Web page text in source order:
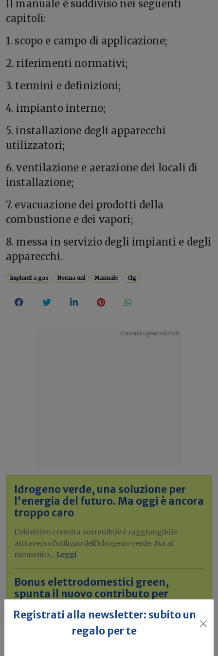
Il manuale è suddiviso nei seguenti
capitoli:
1. scopo e campo di applicazione;
2. riferimenti normativi;
3. termini e definizioni;
4. impianto interno;
5. installazione degli apparecchi
utilizzatori;
6. ventilazione e aerazione dei locali di
installazione;
7. evacuazione dei prodotti della
combustione e dei vapori;
8. messa in servizio degli impianti e degli
apparecchi.
Impianti a gas Norma uni Manuale Cig
Idrogeno verde, una soluzione per
l'energia del futuro. Ma oggi è ancora
troppo caro
L'obiettivo crescita sostenibile è raggiungibile
attraverso l'utilizzo dell'idrogeno verde. Ma al
momento... Leggi
Bonus elettrodomestici green,
spunta il nuovo contributo per
Il governo ha allo studio l'introduzione di un nuovo
bonus elettrodomestici, che...Leggi
Registrati alla newsletter: subito un
regalo per te